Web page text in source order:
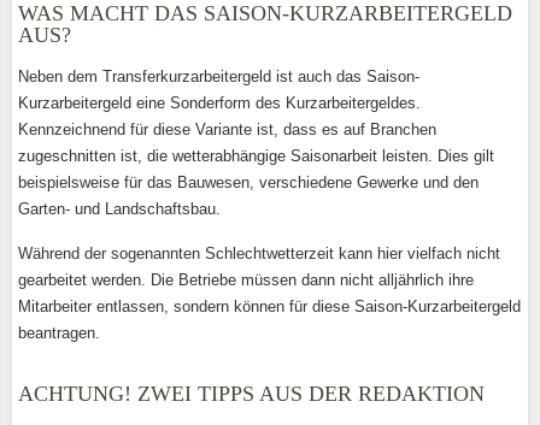
WAS MACHT DAS SAISON-KURZARBEITERGELD
AUS?
Neben dem Transferkurzarbeitergeld ist auch das Saison-
Kurzarbeitergeld eine Sonderform des Kurzarbeitergeldes.
Kennzeichnend für diese Variante ist, dass es auf Branchen
zugeschnitten ist, die wetterabhängige Saisonarbeit leisten. Dies gilt
beispielsweise für das Bauwesen, verschiedene Gewerke und den
Garten- und Landschaftsbau.
Während der sogenannten Schlechtwetterzeit kann hier vielfach nicht
gearbeitet werden. Die Betriebe müssen dann nicht alljährlich ihre
Mitarbeiter entlassen, sondern können für diese Saison-Kurzarbeitergeld
beantragen.
ACHTUNG! ZWEI TIPPS AUS DER REDAKTION